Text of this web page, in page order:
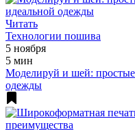
Читать
Технологии пошива
5 ноября
5 мин
Моделируй и шей: простые
одежды